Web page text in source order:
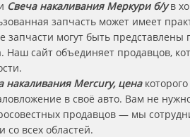
Свеча накаливанияМеркуриб/ув
запчасть может имеет
запчасти могут быть
Наш сайт объединяет продавцов,
накаливания Mercury, цена
в своё авто. Вам не
продавцов — мы
со всех областей.